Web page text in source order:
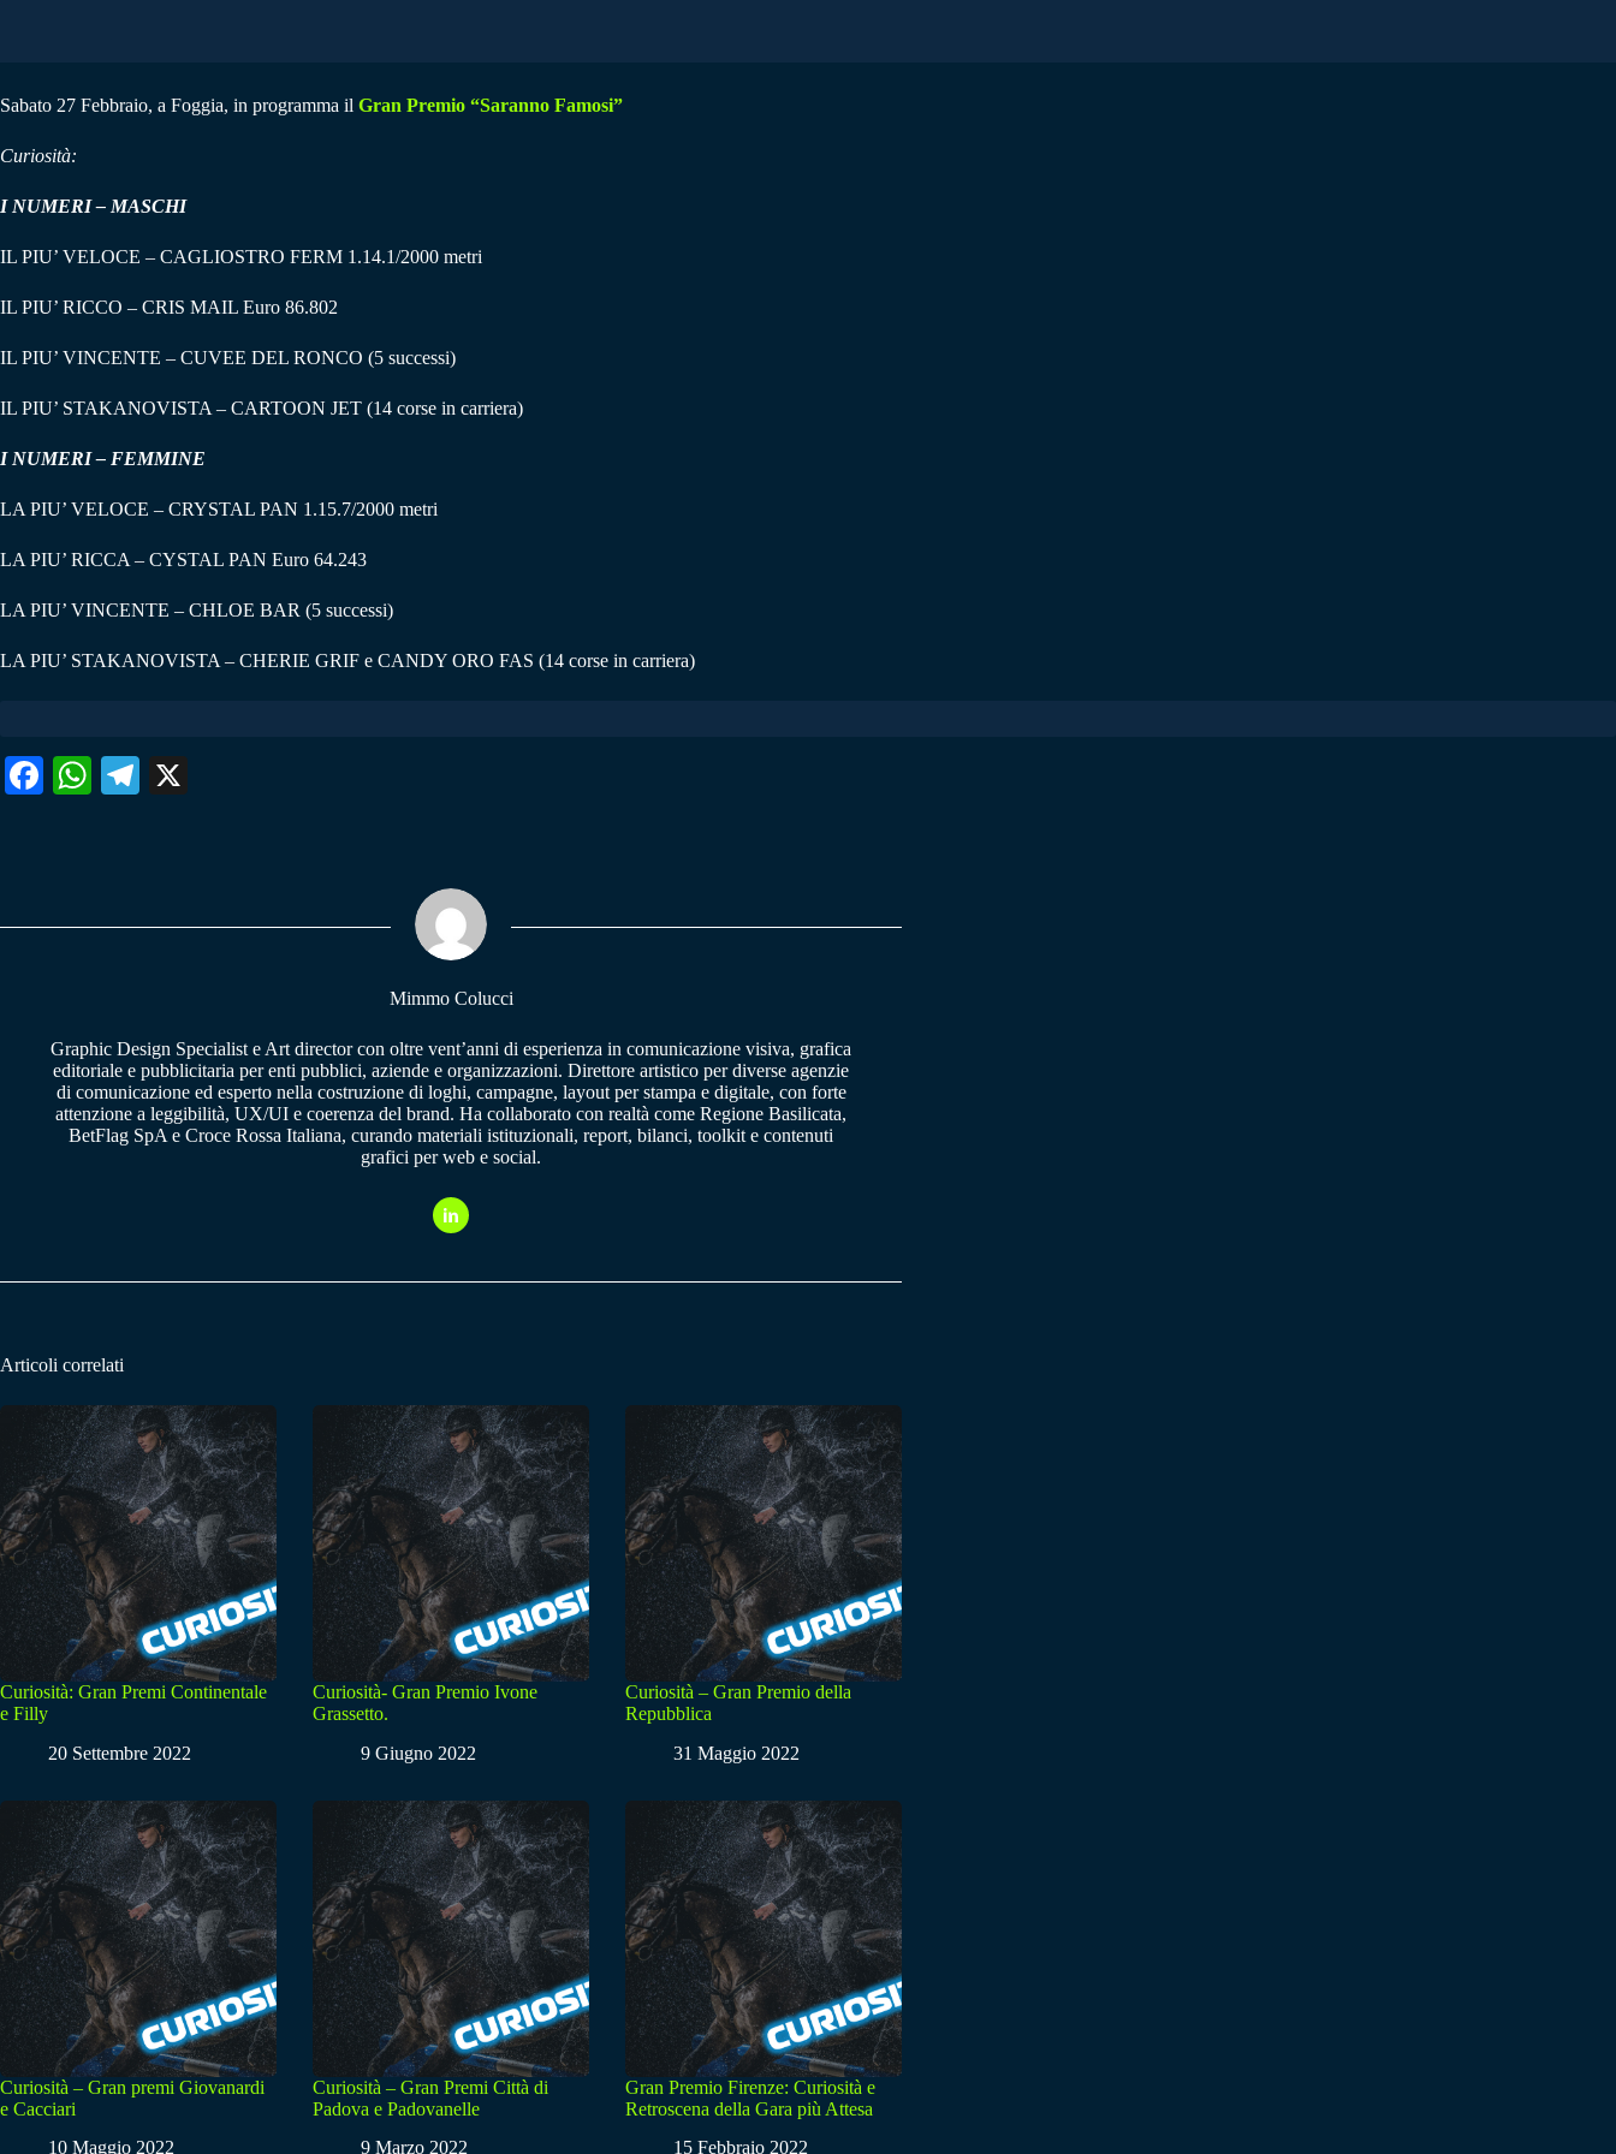
Sabato 27 Febbraio, a Foggia, in programma il Gran Premio “Saranno Famosi”
Curiosità:
I NUMERI – MASCHI
IL PIU’ VELOCE – CAGLIOSTRO FERM 1.14.1/2000 metri
IL PIU’ RICCO – CRIS MAIL Euro 86.802
IL PIU’ VINCENTE – CUVEE DEL RONCO (5 successi)
IL PIU’ STAKANOVISTA – CARTOON JET (14 corse in carriera)
I NUMERI – FEMMINE
LA PIU’ VELOCE – CRYSTAL PAN 1.15.7/2000 metri
LA PIU’ RICCA – CYSTAL PAN Euro 64.243
LA PIU’ VINCENTE – CHLOE BAR (5 successi)
LA PIU’ STAKANOVISTA – CHERIE GRIF e CANDY ORO FAS (14 corse in carriera)
Fa W
pp
Te
m
Mimmo Colucci
Graphic Design Specialist e Art director con oltre vent’anni di esperienza in comunicazione visiva, grafica
editoriale e pubblicitaria per enti pubblici, aziende e organizzazioni. Direttore artistico per diverse agenzie
di comunicazione ed esperto nella costruzione di loghi, campagne, layout per stampa e digitale, con forte
attenzione a leggibilità, UX/UI e coerenza del brand. Ha collaborato con realtà come Regione Basilicata,
BetFlag SpA e Croce Rossa Italiana, curando materiali istituzionali, report, bilanci, toolkit e contenuti
grafici per web e social.
Articoli correlati
Curiosità: Gran Premi Continentale
e Filly
20 Settembre 2022
Curiosità- Gran Premio Ivone
Grassetto.
9 Giugno 2022
Curiosità – Gran Premio della
Repubblica
31 Maggio 2022
Curiosità – Gran premi Giovanardi
e Cacciari
10 Maggio 2022
Curiosità – Gran Premi Città di
Padova e Padovanelle
9 Marzo 2022
Gran Premio Firenze: Curiosità e
Retroscena della Gara più Attesa
15 Febbraio 2022